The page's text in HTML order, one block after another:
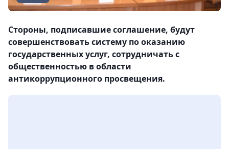
Стороны, подписавшие соглашение, будут
совершенствовать систему по оказанию
государственных услуг, сотрудничать с
общественностью в области
антикоррупционного просвещения.